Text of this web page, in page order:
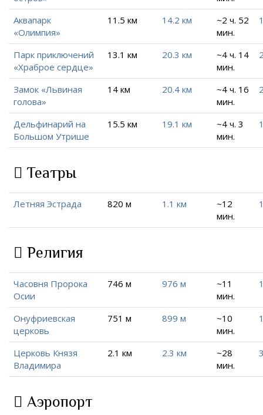
Аквапарк
«Олимпия»
11.5 км 14.2 км
~2 ч. 52
мин.
Парк приключений
«Храброе сердце»
13.1 км 20.3 км
~4 ч. 14
мин.
Замок «Львиная
голова»
14 км 20.4 км
~4 ч. 16
мин.
Дельфинарий на
Большом Утрише
15.5 км 19.1 км
~4 ч. 3
мин.
Театры
Летняя Эстрада 820 м 1.1 км
~12
мин.
Религия
Часовня Пророка
Осии
746 м 976 м
~11
мин.
Онуфриевская
церковь
751 м 899 м
~10
мин.
Церковь Князя
Владимира
2.1 км 2.3 км
~28
мин.
Аэропорт